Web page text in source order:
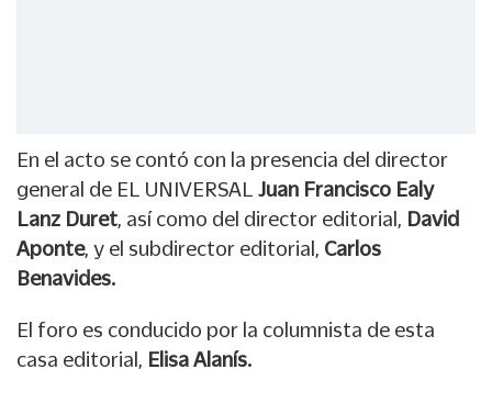
En el acto se contó con la presencia del director
general de EL UNIVERSAL Juan Francisco Ealy
Lanz Duret, así como del director editorial, David
Aponte, y el subdirector editorial, Carlos
Benavides.
El foro es conducido por la columnista de esta
casa editorial, Elisa Alanís.